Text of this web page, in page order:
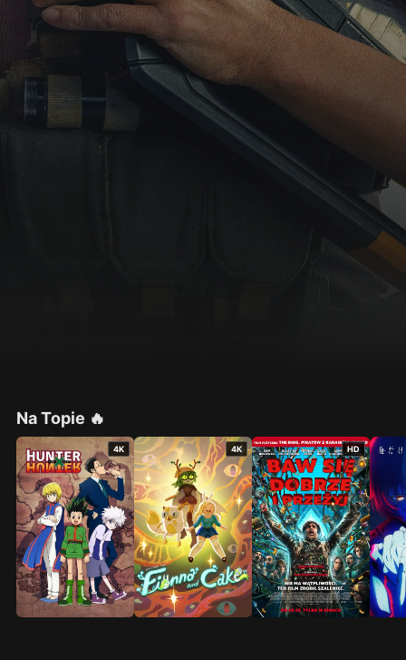
rodzinę, która uległa wypadkowi podczas
żeglarskiej wyprawy, misja się komplikuje i w
wyniku niefortunnych zdarzeń wszyscy zostają
uwięzieni na wyspie. Wkrótce staną twarzą w
twarz ze złowieszczym, szokującym odkryciem,
które było ukrywane przed światem przez
Na Topie 🔥
4K 4K HD